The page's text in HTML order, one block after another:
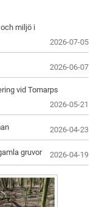
miljö i
2026-07-05
2026-06-07
vid Tomarps
2026-05-21
2026-04-23
gruvor 2026-04-19